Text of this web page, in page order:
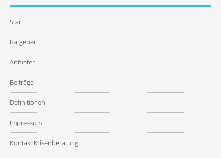
Start
Ratgeber
Anbieter
Beiträge
Definitionen
Impressum
Kontakt Krisenberatung